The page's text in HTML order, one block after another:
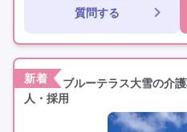
社会保険完備
交通費支給
車通勤可
駅近 資格取得支
質問する
新着
ブルーテラス大雪の介
人・採用